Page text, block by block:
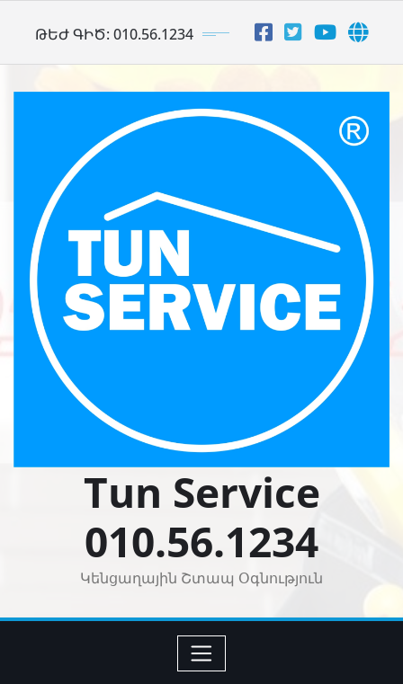
content
ԹԵԺ ԳԻԾ: 010.56.1234
Tun Service
010.56.1234
Կենցաղային Շտապ Օգնություն